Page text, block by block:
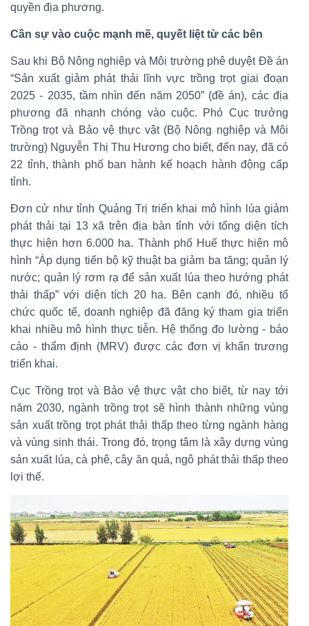
quyền địa phương.
Cần sự vào cuộc mạnh mẽ, quyết liệt từ các bên
Sau khi Bộ Nông nghiệp và Môi trường phê duyệt Đề án
“Sản xuất giảm phát thải lĩnh vực trồng trọt giai đoạn
2025 - 2035, tầm nhìn đến năm 2050” (đề án), các địa
phương đã nhanh chóng vào cuộc. Phó Cục trưởng
Trồng trọt và Bảo vệ thực vật (Bộ Nông nghiệp và Môi
trường) Nguyễn Thị Thu Hương cho biết, đến nay, đã có
22 tỉnh, thành phố ban hành kế hoạch hành động cấp
tỉnh.
Đơn cử như tỉnh Quảng Trị triển khai mô hình lúa giảm
phát thải tại 13 xã trên địa bàn tỉnh với tổng diện tích
thực hiện hơn 6.000 ha. Thành phố Huế thực hiện mô
hình “Áp dụng tiến bộ kỹ thuật ba giảm ba tăng; quản lý
nước; quản lý rơm rạ để sản xuất lúa theo hướng phát
thải thấp” với diện tích 20 ha. Bên cạnh đó, nhiều tổ
chức quốc tế, doanh nghiệp đã đăng ký tham gia triển
khai nhiều mô hình thực tiễn. Hệ thống đo lường - báo
cáo - thẩm định (MRV) được các đơn vị khẩn trương
triển khai.
Cục Trồng trọt và Bảo vệ thực vật cho biết, từ nay tới
năm 2030, ngành trồng trọt sẽ hình thành những vùng
sản xuất trồng trọt phát thải thấp theo từng ngành hàng
và vùng sinh thái. Trong đó, trọng tâm là xây dựng vùng
sản xuất lúa, cà phê, cây ăn quả, ngô phát thải thấp theo
lợi thế.